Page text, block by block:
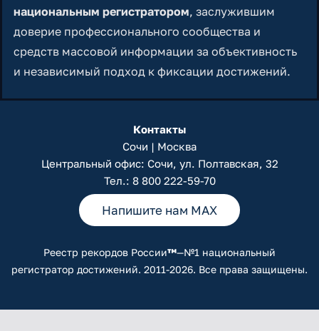
национальным регистратором, заслужившим
доверие профессионального сообщества и
средств массовой информации за объективность
и независимый подход к фиксации достижений.
Контакты
Сочи | Москва
Центральный офис: Сочи, ул. Полтавская, 32
Тел.: 8 800 222-59-70
Напишите нам MAX
Реестр рекордов России™—№1 национальный
регистратор достижений. 2011-2026. Все права защищены.